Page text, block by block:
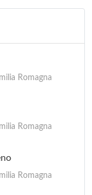
Romagna
Romagna
Romagna